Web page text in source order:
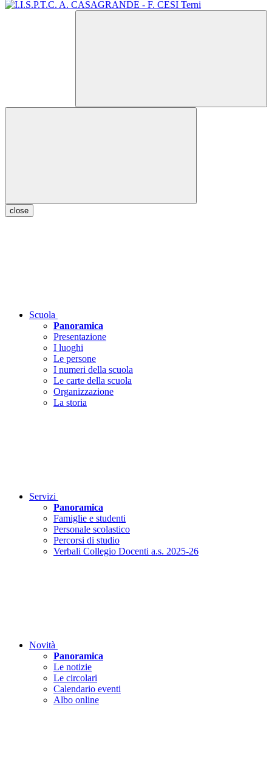
close
Scuola
Panoramica
Presentazione
I luoghi
Le persone
I numeri della scuola
Le carte della scuola
Organizzazione
La storia
Servizi
Panoramica
Famiglie e studenti
Personale scolastico
Percorsi di studio
Verbali Collegio Docenti a.s. 2025-26
Novità
Panoramica
Le notizie
Le circolari
Calendario eventi
Albo online